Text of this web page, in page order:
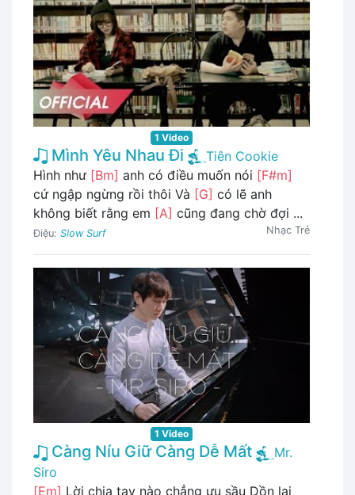
1 Video
Mình Yêu Nhau Đi
Tiên Cookie
Hình như [Bm] anh có điều muốn nói [F#m]
cứ ngập ngừng rồi thôi Và [G] có lẽ anh
không biết rằng em [A] cũng đang chờ đợi ...
Điệu: Slow Surf Nhạc Trẻ
1 Video
Càng Níu Giữ Càng Dễ Mất
Mr.
Siro
[Em] Lời chia tay nào chẳng ưu sầu Dồn lại